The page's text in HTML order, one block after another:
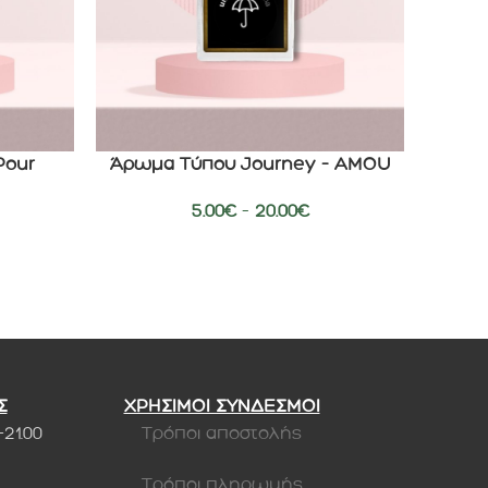
ΕΠΙΛΟΓΉ
Άρωμα Τύπου Journey – AMOU
5.00€ – 20.00€
ΧΡΗΣΙΜΟΙ ΣΥΝΔΕΣΜΟΙ
Τρόποι αποστολής